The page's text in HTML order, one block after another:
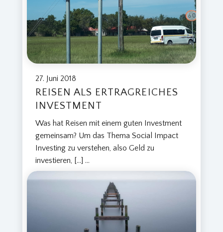
27. Juni 2018
REISEN ALS ERTRAGREICHES
INVESTMENT
Was hat Reisen mit einem guten Investment
gemeinsam? Um das Thema Social Impact
Investing zu verstehen, also Geld zu
investieren, […] ...